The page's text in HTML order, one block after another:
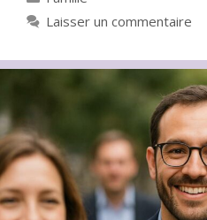
Laisser un commentaire